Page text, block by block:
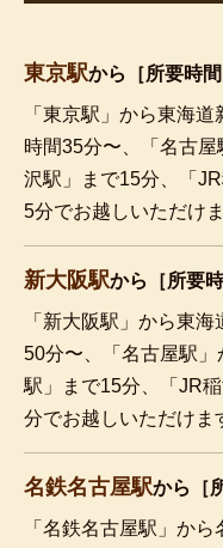
東京駅から［所要時
「東京駅」から東海
時間35分〜、「名古
沢駅」まで15分、「
5分でお越しいただけま
新大阪駅から［所要
「新大阪駅」から東
50分〜、「名古屋駅
駅」まで15分、「JR
分でお越しいただけま
名鉄名古屋駅から［
「名鉄名古屋駅」か